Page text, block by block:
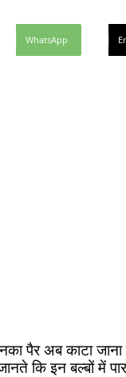
WhatsApp
पैर अब काटा
कि इन बल्बों में